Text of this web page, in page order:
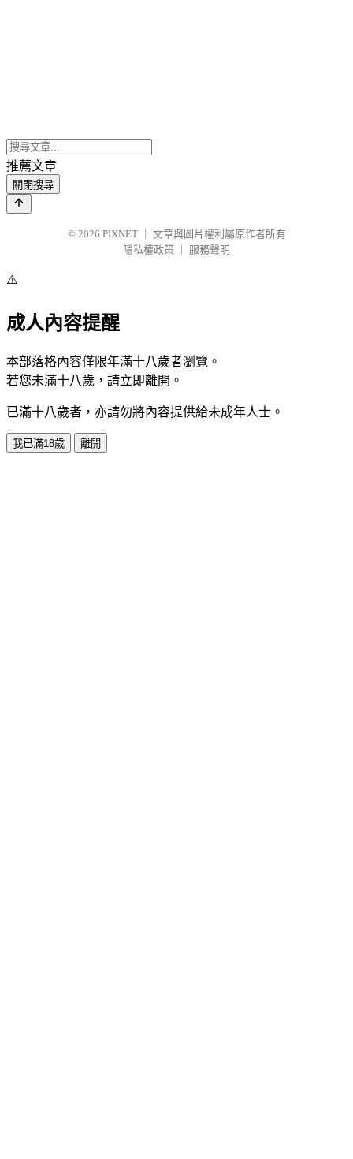
推薦文章
關閉搜尋
© 2026 PIXNET
文章與圖片權利屬原作者所有
隱私權政策
服務聲明
⚠️
成人內容提醒
本部落格內容僅限年滿十八歲者瀏覽。
若您未滿十八歲，請立即離開。
已滿十八歲者，亦請勿將內容提供給未成年人士。
我已滿18歲 離開